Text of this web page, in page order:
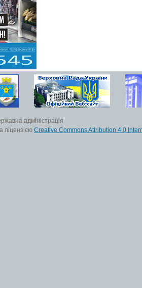
адміністрація
ліцензією Creative Commons Attribution 4.0